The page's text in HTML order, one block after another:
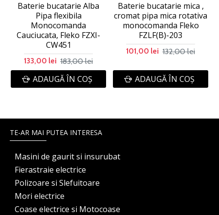
Baterie bucatarie Alba
Pipa flexibila
Monocomanda
Cauciucata, Fleko FZXI-
CW451
133,00 lei 183,00 lei
ADAUGĂ ÎN COŞ
Baterie bucatarie mica ,
cromat pipa mica rotativa
monocomanda Fleko
FZLF(B)-203
101,00 lei 132,00 lei
ADAUGĂ ÎN COŞ
TE-AR MAI PUTEA INTERESA
Masini de gaurit si insurubat
Fierastraie electrice
Polizoare si Slefuitoare
Mori electrice
Coase electrice si Motocoase